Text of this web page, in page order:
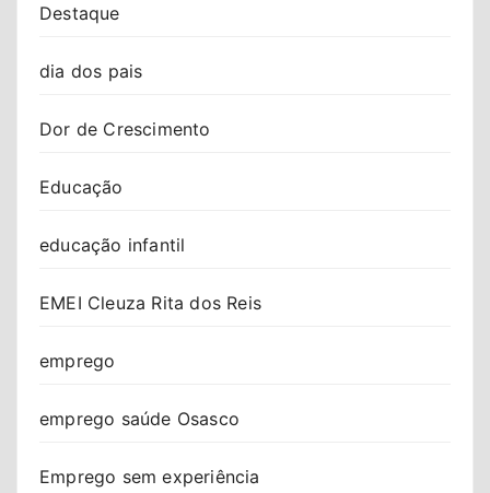
Destaque
dia dos pais
Dor de Crescimento
Educação
educação infantil
EMEI Cleuza Rita dos Reis
emprego
emprego saúde Osasco
Emprego sem experiência